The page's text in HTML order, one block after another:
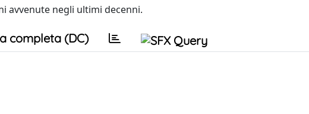
avvenute negli ultimi decenni.
completa (DC)